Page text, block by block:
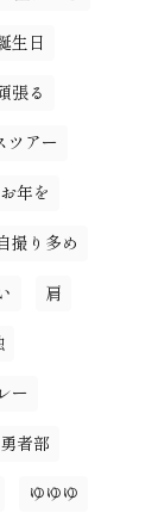
生日
張る
ツアー
年を
自撮り多め
肩
ー
勇者部
ゆゆゆ